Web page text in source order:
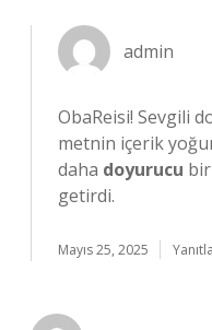
admin
ObaReisi! Sevgili
metnin içerik
daha doyurucu
getirdi.
Mayıs 25, 2025 Yanıtla